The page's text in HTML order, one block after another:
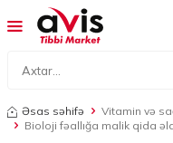
Əsas səhifə
Vitamin və
Bioloji fəallığa malik qida